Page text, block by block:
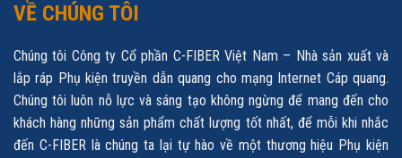
VỀ CHÚNG TÔI
Chúng tôi Công ty Cổ phần C-FIBER Việt Nam – Nhà sản xuất và
lắp ráp Phụ kiện truyền dẫn quang cho mạng Internet Cáp quang.
Chúng tôi luôn nỗ lực và sáng tạo không ngừng để mang đến cho
khách hàng những sản phẩm chất lượng tốt nhất, để mỗi khi nhắc
đến C-FIBER là chúng ta lại tự hào về một thương hiệu Phụ kiện